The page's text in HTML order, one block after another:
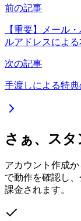
前の記事
【重要】メール
ルアドレスによ
次の記事
手渡しによる特
さぁ、スタ
アカウント作成
で動作を確認し
課金されます。